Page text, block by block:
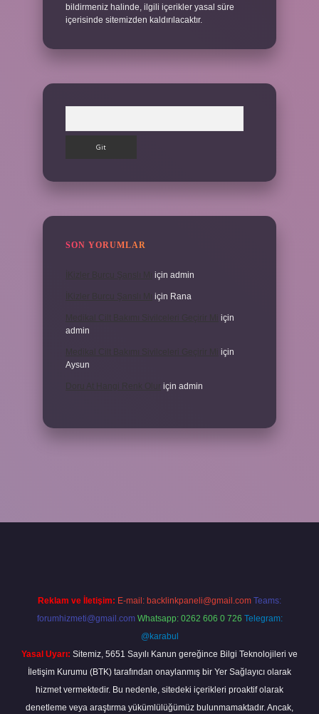
bildirmeniz halinde, ilgili içerikler yasal süre
içerisinde sitemizden kaldırılacaktır.
SON YORUMLAR
için admin
için Rana
için
admin
için
Aysun
için admin
Reklam ve İletişim: E-mail: backlinkpaneli@gmail.com Teams:
forumhizmeti@gmail.com Whatsapp: 0262 606 0 726 Telegram:
@karabul
Yasal Uyarı: Sitemiz, 5651 Sayılı Kanun gereğince Bilgi Teknolojileri ve
İletişim Kurumu (BTK) tarafından onaylanmış bir Yer Sağlayıcı olarak
hizmet vermektedir. Bu nedenle, sitedeki içerikleri proaktif olarak
denetleme veya araştırma yükümlülüğümüz bulunmamaktadır. Ancak,